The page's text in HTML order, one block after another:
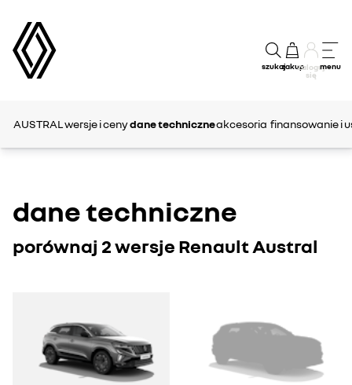
szukajzakupZaloguj
się
menu
AUSTRALwersje i cenydane techniczneakcesoria finansowanie i
dane techniczne
porównaj 2 wersje Renault Austral